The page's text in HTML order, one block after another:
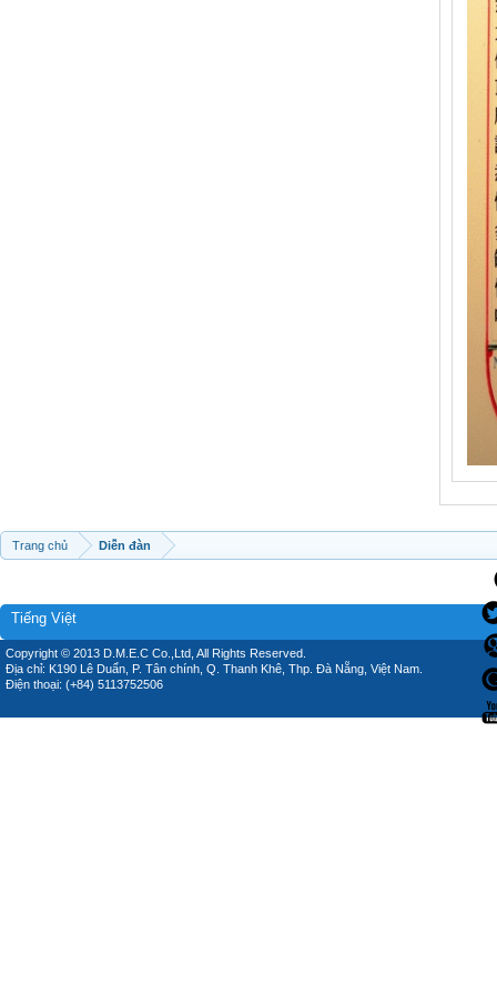
Trang chủ Diễn đàn
Tiếng Việt
Copyright © 2013 D.M.E.C Co.,Ltd, All Rights Reserved.
Địa chỉ: K190 Lê Duẩn, P. Tân chính, Q. Thanh Khê, Thp. Đà Nẵng, Việt Nam.
Điện thoại: (+84) 5113752506